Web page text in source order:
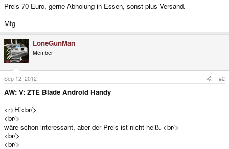
Preis 70 Euro, gerne Abholung in Essen, sonst plus Versand.
Mfg
LoneGunMan
Member
Sep 12, 2012 #2
AW: V: ZTE Blade Android Handy
<r>Hi<br/>
<br/>
wäre schon interessant, aber der Preis ist nicht heiß. <br/>
<br/>
<br/>